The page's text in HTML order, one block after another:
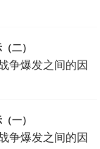
二）
争爆发之间的因
一）
争爆发之间的因